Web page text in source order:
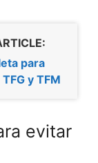
para
y TFM
evitar